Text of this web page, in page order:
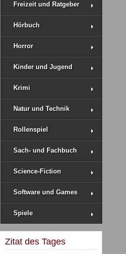
Freizeit und Ratgeber
Hörbuch
Horror
Kinder und Jugend
Krimi
Natur und Technik
Rollenspiel
Sach- und Fachbuch
Science-Fiction
Software und Games
Spiele
Zitat des Tages